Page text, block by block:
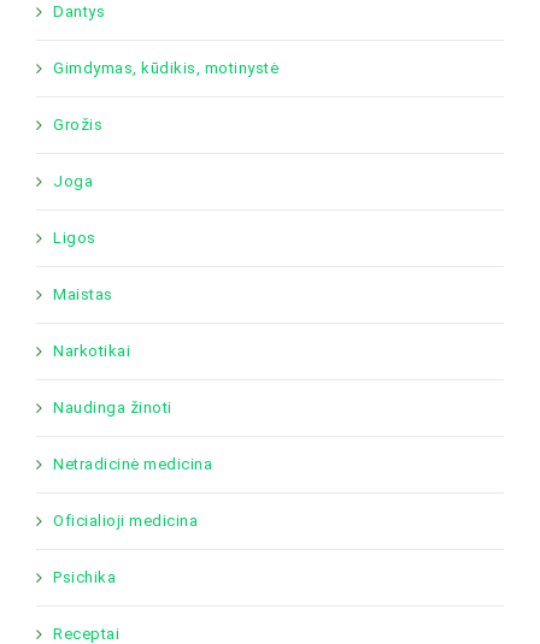
Dantys
Gimdymas, kūdikis, motinystė
Grožis
Joga
Ligos
Maistas
Narkotikai
Naudinga žinoti
Netradicinė medicina
Oficialioji medicina
Psichika
Receptai